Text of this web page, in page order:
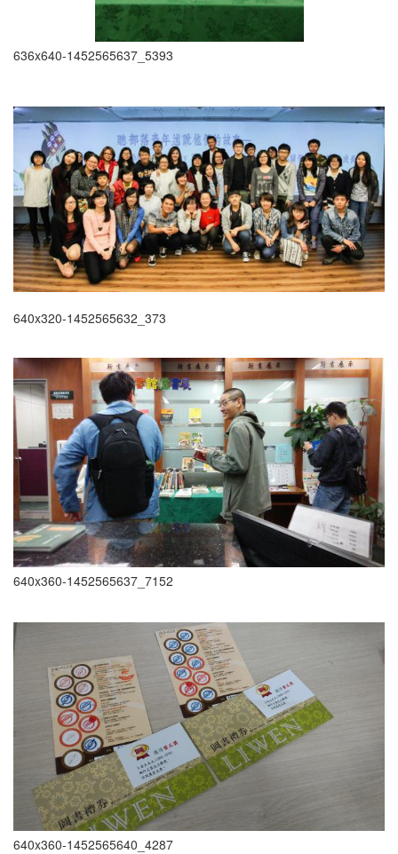
636x640-1452565637_5393
640x320-1452565632_373
640x360-1452565637_7152
640x360-1452565640_4287